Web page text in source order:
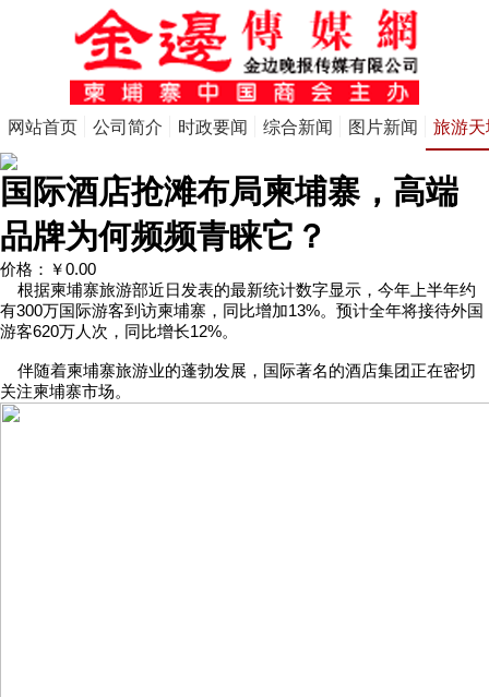
网站首页 公司简介 时政要闻 综合新闻 图片新闻 旅游天
国际酒店抢滩布局柬埔寨，高端
品牌为何频频青睐它？
价格： ￥0.00
根据柬埔寨旅游部近日发表的最新统计数字显示，今年上半年约
有300万国际游客到访柬埔寨，同比增加13%。预计全年将接待外国
游客620万人次，同比增长12%。
伴随着柬埔寨旅游业的蓬勃发展，国际著名的酒店集团正在密切
关注柬埔寨市场。